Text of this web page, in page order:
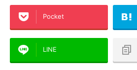
Pocket
LINE